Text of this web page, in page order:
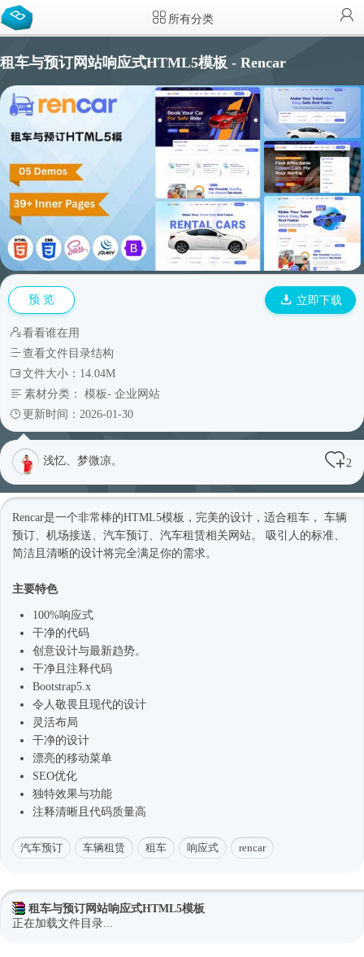
所有分类
租车与预订网站响应式HTML5模板 - Rencar
预 览 立即下载
看看谁在用
查看文件目录结构
文件大小：14.04M
素材分类： 模板- 企业网站
更新时间：2026-01-30
浅忆、梦微凉。 2
Rencar是一个非常棒的HTML5模板 ，完美的设计，适合租车， 车辆
预订、机场接送、汽车预订、汽车租赁相关网站。 吸引人的标准、
简洁且清晰的设计将完全满足你的需求。
主要特色
100%响应式
干净的代码
创意设计与最新趋势。
干净且注释代码
Bootstrap5.x
令人敬畏且现代的设计
灵活布局
干净的设计
漂亮的移动菜单
SEO优化
独特效果与功能
注释清晰且代码质量高
汽车预订 车辆租赁 租车 响应式 rencar
租车与预订网站响应式HTML5模板
正在加载文件目录...